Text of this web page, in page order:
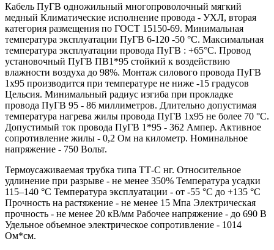
Кабель ПуГВ одножильный многопроволочный мягкий
медный Климатические исполнение провода - УХЛ, вторая
категория размещения по ГОСТ 15150-69. Минимальная
температура эксплуатации ПуГВ 6-120 -50 °С. Максимальная
температура эксплуатации провода ПуГВ : +65°С. Провод
установочный ПуГВ ПВ1*95 стойкий к воздействию
влажности воздуха до 98%. Монтаж силового провода ПуГВ
1х95 производится при температуре не ниже -15 градусов
Цельсия. Минимальный радиус изгиба при прокладке
провода ПуГВ 95 - 86 миллиметров. Длительно допустимая
температура нагрева жилы провода ПуГВ 1х95 не более 70 °С.
Допустимый ток провода ПуГВ 1*95 - 362 Ампер. Активное
сопротивление жилы - 0,2 Ом на километр. Номинальное
напряжение - 750 Вольт.
Термоусаживаемая трубка типа ТТ-С нг. Относительное
удлинение при разрыве - не менее 350% Температура усадки
115–140 °C Температура эксплуатации - от -55 °C до +135 °C
Прочность на растяжение - не менее 15 Мпа Электрическая
прочность - не менее 20 кВ/мм Рабочее напряжение - до 690 В
Удельное объемное электрическое сопротивление - 1014
Ом*см.